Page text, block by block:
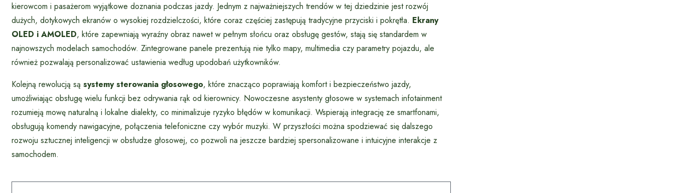
kierowcom i pasażerom wyjątkowe doznania podczas jazdy. Jednym z najważniejszych trendów w tej dziedzinie jest rozwój
dużych, dotykowych ekranów o wysokiej rozdzielczości, które coraz częściej zastępują tradycyjne przyciski i pokrętła. Ekrany
OLED i AMOLED, które zapewniają wyraźny obraz nawet w pełnym słońcu oraz obsługę gestów, stają się standardem w
najnowszych modelach samochodów. Zintegrowane panele prezentują nie tylko mapy, multimedia czy parametry pojazdu, ale
również pozwalają personalizować ustawienia według upodobań użytkowników.
Kolejną rewolucją są systemy sterowania głosowego, które znacząco poprawiają komfort i bezpieczeństwo jazdy,
umożliwiając obsługę wielu funkcji bez odrywania rąk od kierownicy. Nowoczesne asystenty głosowe w systemach infotainment
rozumieją mowę naturalną i lokalne dialekty, co minimalizuje ryzyko błędów w komunikacji. Wspierają integrację ze smartfonami,
obsługują komendy nawigacyjne, połączenia telefoniczne czy wybór muzyki. W przyszłości można spodziewać się dalszego
rozwoju sztucznej inteligencji w obsłudze głosowej, co pozwoli na jeszcze bardziej spersonalizowane i intuicyjne interakcje z
samochodem.